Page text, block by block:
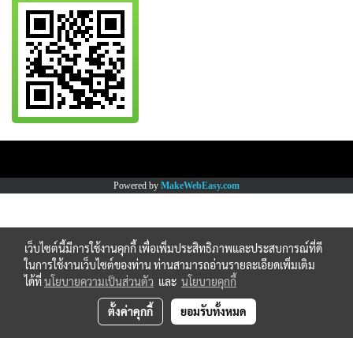
Powered by MakeWebEasy.com
เว็บไซต์นี้มีการใช้งานคุกกี้ เพื่อเพิ่มประสิทธิภาพและประสบการณ์ที่ดี
ในการใช้งานเว็บไซต์ของท่าน ท่านสามารถอ่านรายละเอียดเพิ่มเติม
ได้ที่นโยบายความเป็นส่วนตัว และ นโยบายคุกกี้
ตั้งค่าคุกกี้ ยอมรับทั้งหมด